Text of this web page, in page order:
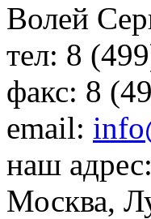
Волей
тел: 8
факс: 8
email:
наш адрес:
Москва,